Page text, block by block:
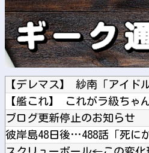
【デレマス】 紗南「アイド
【艦これ】 これがラ級ちゃ
ブログ更新停止のお知らせ
彼岸島48日後…488話「死に